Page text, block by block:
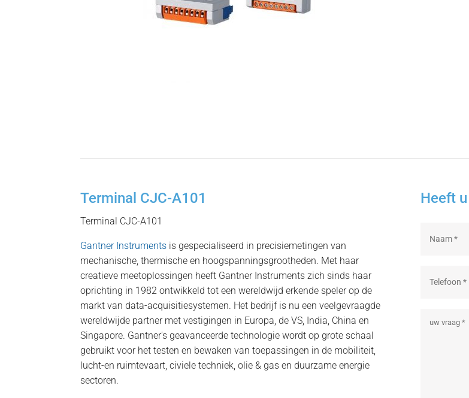
Terminal CJC-A101
Terminal CJC-A101
Gantner Instruments is gespecialiseerd in precisiemetingen van
mechanische, thermische en hoogspanningsgrootheden. Met haar
creatieve meetoplossingen heeft Gantner Instruments zich sinds haar
oprichting in 1982 ontwikkeld tot een wereldwijd erkende speler op de
markt van data-acquisitiesystemen. Het bedrijf is nu een veelgevraagde
wereldwijde partner met vestigingen in Europa, de VS, India, China en
Singapore. Gantner's geavanceerde technologie wordt op grote schaal
gebruikt voor het testen en bewaken van toepassingen in de mobiliteit,
lucht-en ruimtevaart, civiele techniek, olie & gas en duurzame energie
sectoren.
Heeft